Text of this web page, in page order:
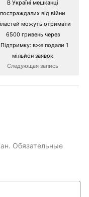
В Україні мешканці
постраждалих від війни
можуть отримати
6500 гривень через
вже подали 1
мільйон заявок
Следующая запись
Обязательные